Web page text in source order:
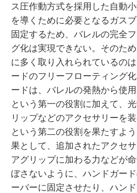
ス圧作動方式を採用した自動
を導くために必要となるガス
固定するため、バレルの完全
グ化は実現できない。そのた
に多く取り入れられているの
ードのフリーフローティング
ードは、バレルの発熱から使
という第一の役割に加えて、
リップなどのアクセサリーを
という第二の役割を果たすよ
果として、追加されたアクセ
アグリップに加わる力などが
ぼさないように、ハンドガー
ーバーに固定させたり、ハン